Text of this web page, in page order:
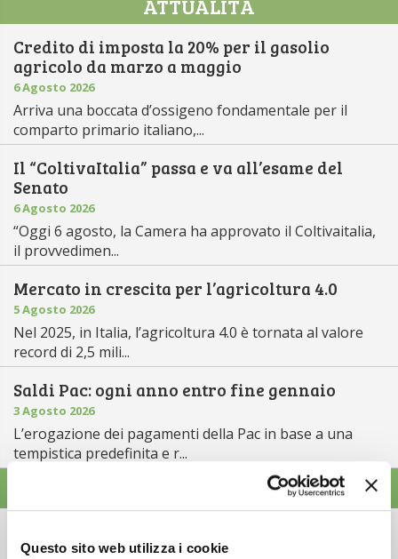
Questo sito web utilizza i cookie
ATTUALITÀ
Credito di imposta la 20% per il gasolio
agricolo da marzo a maggio
6 Agosto 2026
Arriva una boccata d’ossigeno fondamentale per il
comparto primario italiano,...
Il “ColtivaItalia” passa e va all’esame del
Senato
6 Agosto 2026
“Oggi 6 agosto, la Camera ha approvato il Coltivaitalia,
il provvedimen...
Mercato in crescita per l’agricoltura 4.0
5 Agosto 2026
Nel 2025, in Italia, l’agricoltura 4.0 è tornata al valore
record di 2,5 mili...
Saldi Pac: ogni anno entro fine gennaio
3 Agosto 2026
L’erogazione dei pagamenti della Pac in base a una
tempistica predefinita e r...